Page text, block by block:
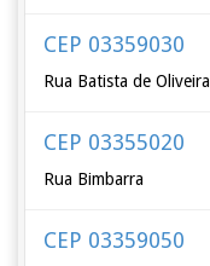
CEP 03359030
Rua Batista de Oliveira
CEP 03355020
Rua Bimbarra
CEP 03359050